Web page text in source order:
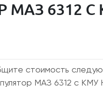
6312 С